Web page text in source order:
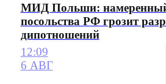
МИД Польши: намеренный
посольства РФ грозит
дипотношений
12:09
6 АВГ